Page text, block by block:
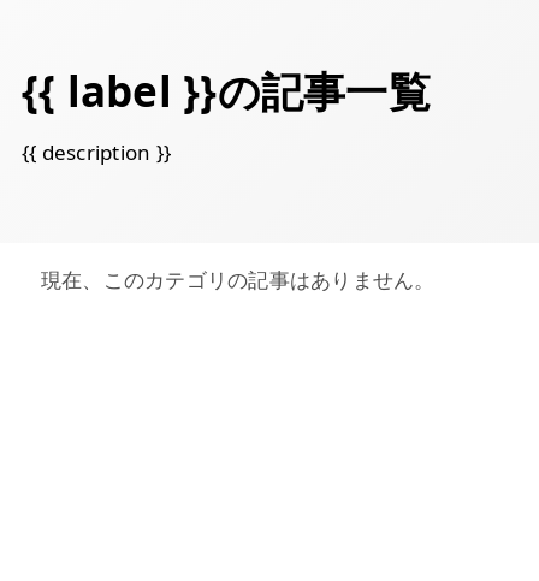
{{ label }}の記事一覧
{{ description }}
現在、このカテゴリの記事はありません。